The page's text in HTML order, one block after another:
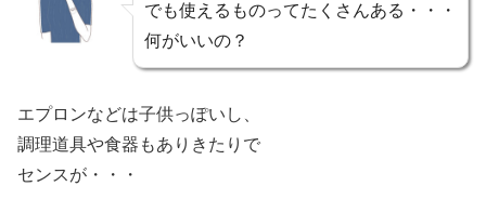
でも使えるものってたくさんある・・・
何がいいの？
エプロンなどは子供っぽいし、
調理道具や食器もありきたりで
センスが・・・